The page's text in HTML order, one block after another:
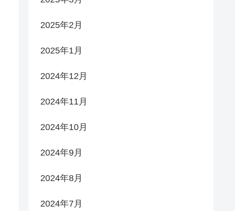
2025年2月
2025年1月
2024年12月
2024年11月
2024年10月
2024年9月
2024年8月
2024年7月